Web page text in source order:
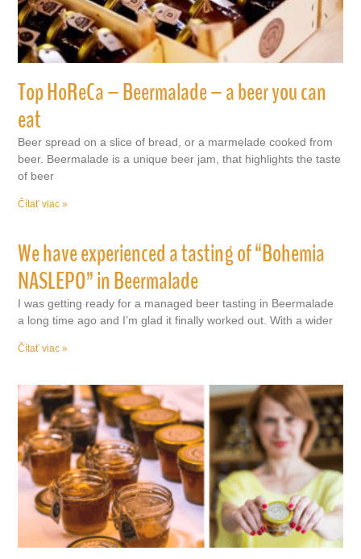
Top HoReCa – Beermalade – a beer you can
eat
Beer spread on a slice of bread, or a marmelade cooked from
beer. Beermalade is a unique beer jam, that highlights the taste
of beer
Čítať viac »
We have experienced a tasting of “Bohemia
NASLEPO” in Beermalade
I was getting ready for a managed beer tasting in Beermalade
a long time ago and I’m glad it finally worked out. With a wider
Čítať viac »